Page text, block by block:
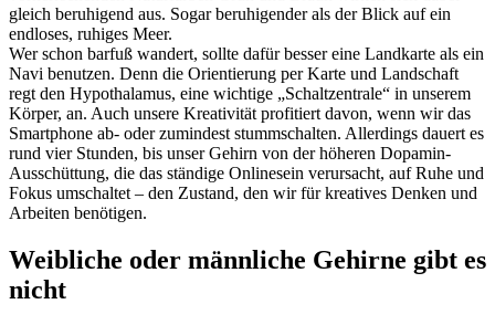
gleich beruhigend aus. Sogar beruhigender als der Blick auf ein
endloses, ruhiges Meer.
Wer schon barfuß wandert, sollte dafür besser eine Landkarte als ein
Navi benutzen. Denn die Orientierung per Karte und Landschaft
regt den Hypothalamus, eine wichtige „Schaltzentrale“ in unserem
Körper, an. Auch unsere Kreativität profitiert davon, wenn wir das
Smartphone ab- oder zumindest stummschalten. Allerdings dauert es
rund vier Stunden, bis unser Gehirn von der höheren Dopamin-
Ausschüttung, die das ständige Onlinesein verursacht, auf Ruhe und
Fokus umschaltet – den Zustand, den wir für kreatives Denken und
Arbeiten benötigen.
Weibliche oder männliche Gehirne gibt es
nicht